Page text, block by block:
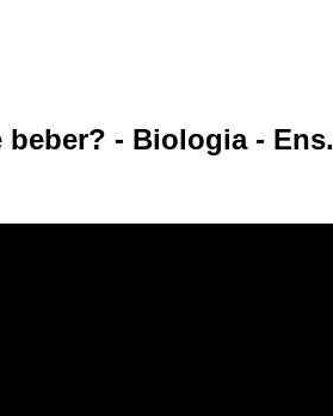
beber? - Biologia - Ens.